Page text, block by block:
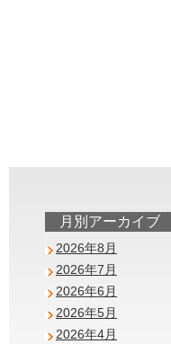
月別アーカイブ
2026年8月
2026年7月
2026年6月
2026年5月
2026年4月